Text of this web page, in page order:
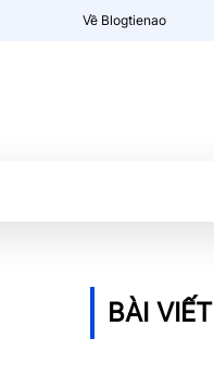
Về Blogtienao
BÀI